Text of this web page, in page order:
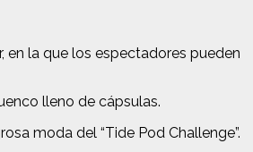
en la que los espectadores pueden
lleno de cápsulas.
moda del “Tide Pod Challenge”.